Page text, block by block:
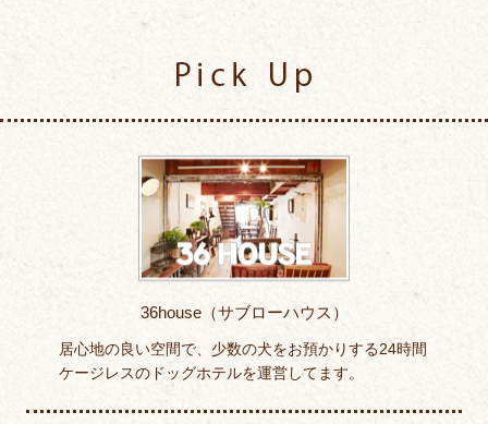
36house（サブローハウス）
居心地の良い空間で、少数の犬をお預かりする24時間
ケージレスのドッグホテルを運営してます。